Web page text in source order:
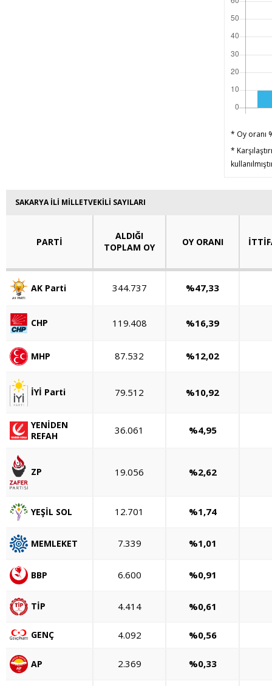
* Oy oranı
*
SAKARYA İLİ MİLLETVEKİLİ SAYILARI
PARTİ
ALDIĞI
TOPLAM OY
OY ORANI
AK Parti 344.737 %47,33
CHP 119.408 %16,39
MHP 87.532 %12,02
İYİ Parti 79.512 %10,92
YENİDEN
REFAH
36.061 %4,95
ZP 19.056 %2,62
YEŞİL SOL 12.701 %1,74
MEMLEKET 7.339 %1,01
BBP 6.600 %0,91
TİP 4.414 %0,61
GENÇ 4.092 %0,56
AP 2.369 %0,33